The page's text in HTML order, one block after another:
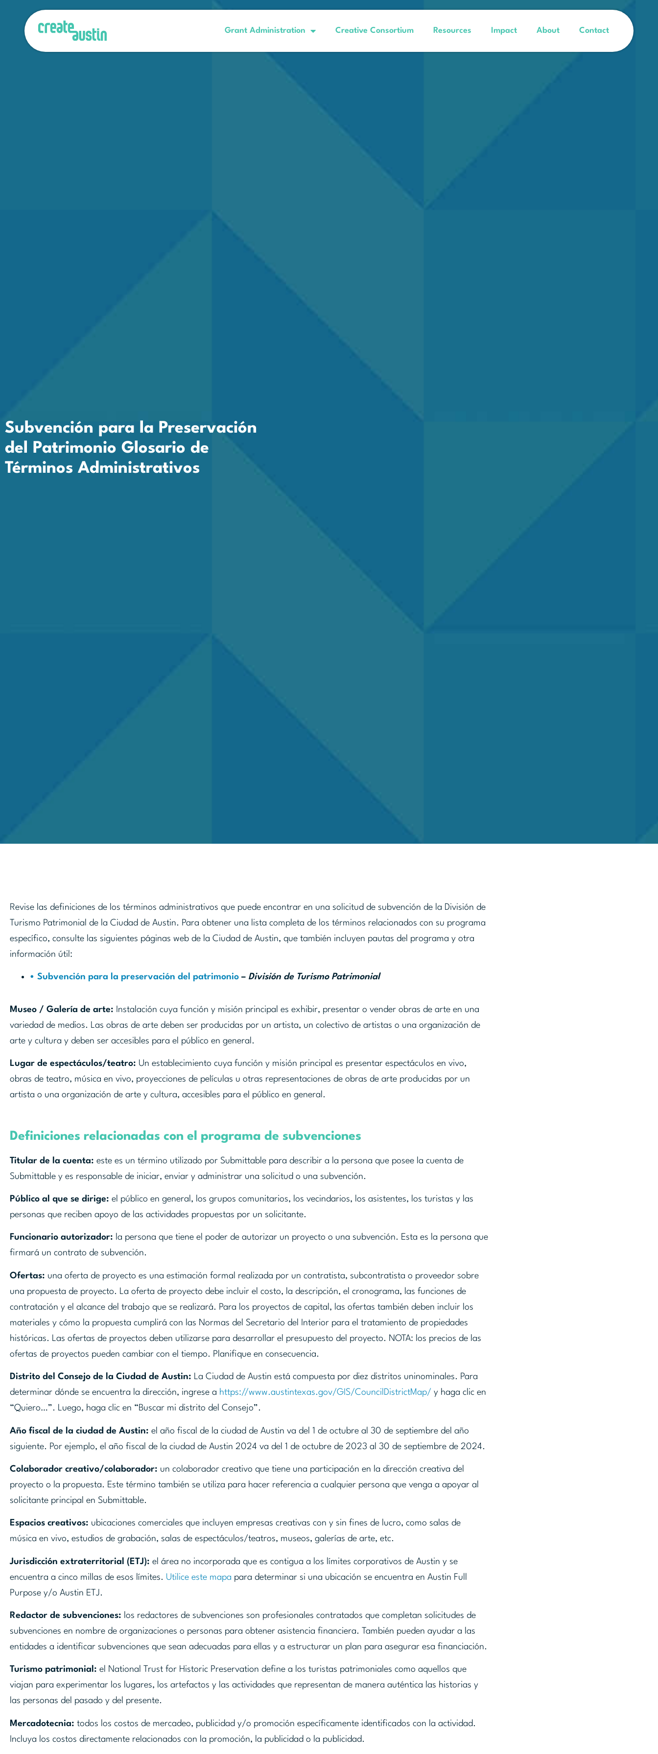
Grant Administration Creative Consortium Resources Impact About Contact
Subvención para la Preservación
del Patrimonio Glosario de
Términos Administrativos
Revise las definiciones de los términos administrativos que puede encontrar en una solicitud de subvención de la División de
Turismo Patrimonial de la Ciudad de Austin. Para obtener una lista completa de los términos relacionados con su programa
específico, consulte las siguientes páginas web de la Ciudad de Austin, que también incluyen pautas del programa y otra
información útil:
• Subvención para la preservación del patrimonio – División de Turismo Patrimonial
Museo / Galería de arte: Instalación cuya función y misión principal es exhibir, presentar o vender obras de arte en una
variedad de medios. Las obras de arte deben ser producidas por un artista, un colectivo de artistas o una organización de
arte y cultura y deben ser accesibles para el público en general.
Lugar de espectáculos/teatro: Un establecimiento cuya función y misión principal es presentar espectáculos en vivo,
obras de teatro, música en vivo, proyecciones de películas u otras representaciones de obras de arte producidas por un
artista o una organización de arte y cultura, accesibles para el público en general.
Definiciones relacionadas con el programa de subvenciones
Titular de la cuenta: este es un término utilizado por Submittable para describir a la persona que posee la cuenta de
Submittable y es responsable de iniciar, enviar y administrar una solicitud o una subvención.
Público al que se dirige: el público en general, los grupos comunitarios, los vecindarios, los asistentes, los turistas y las
personas que reciben apoyo de las actividades propuestas por un solicitante.
Funcionario autorizador: la persona que tiene el poder de autorizar un proyecto o una subvención. Esta es la persona que
firmará un contrato de subvención.
Ofertas: una oferta de proyecto es una estimación formal realizada por un contratista, subcontratista o proveedor sobre
una propuesta de proyecto. La oferta de proyecto debe incluir el costo, la descripción, el cronograma, las funciones de
contratación y el alcance del trabajo que se realizará. Para los proyectos de capital, las ofertas también deben incluir los
materiales y cómo la propuesta cumplirá con las Normas del Secretario del Interior para el tratamiento de propiedades
históricas. Las ofertas de proyectos deben utilizarse para desarrollar el presupuesto del proyecto. NOTA: los precios de las
ofertas de proyectos pueden cambiar con el tiempo. Planifique en consecuencia.
Distrito del Consejo de la Ciudad de Austin: La Ciudad de Austin está compuesta por diez distritos uninominales. Para
determinar dónde se encuentra la dirección, ingrese a https://www.austintexas.gov/GIS/CouncilDistrictMap/ y haga clic en
“Quiero…”. Luego, haga clic en “Buscar mi distrito del Consejo”.
Año fiscal de la ciudad de Austin: el año fiscal de la ciudad de Austin va del 1 de octubre al 30 de septiembre del año
siguiente. Por ejemplo, el año fiscal de la ciudad de Austin 2024 va del 1 de octubre de 2023 al 30 de septiembre de 2024.
Colaborador creativo/colaborador: un colaborador creativo que tiene una participación en la dirección creativa del
proyecto o la propuesta. Este término también se utiliza para hacer referencia a cualquier persona que venga a apoyar al
solicitante principal en Submittable.
Espacios creativos: ubicaciones comerciales que incluyen empresas creativas con y sin fines de lucro, como salas de
música en vivo, estudios de grabación, salas de espectáculos/teatros, museos, galerías de arte, etc.
Jurisdicción extraterritorial (ETJ): el área no incorporada que es contigua a los límites corporativos de Austin y se
encuentra a cinco millas de esos límites. Utilice este mapa para determinar si una ubicación se encuentra en Austin Full
Purpose y/o Austin ETJ.
Redactor de subvenciones: los redactores de subvenciones son profesionales contratados que completan solicitudes de
subvenciones en nombre de organizaciones o personas para obtener asistencia financiera. También pueden ayudar a las
entidades a identificar subvenciones que sean adecuadas para ellas y a estructurar un plan para asegurar esa financiación.
Turismo patrimonial: el National Trust for Historic Preservation define a los turistas patrimoniales como aquellos que
viajan para experimentar los lugares, los artefactos y las actividades que representan de manera auténtica las historias y
las personas del pasado y del presente.
Mercadotecnia: todos los costos de mercadeo, publicidad y/o promoción específicamente identificados con la actividad.
Incluya los costos directamente relacionados con la promoción, la publicidad o la publicidad.